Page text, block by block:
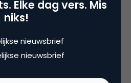
Elke dag vers. Mis
niks!
nieuwsbrief
nieuwsbrief